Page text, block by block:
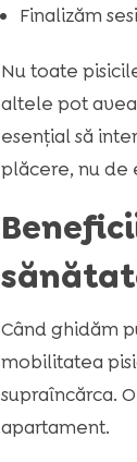
Finalizăm
Nu toate
altele pot
esențial să
plăcere, nu de
Când ghidăm
mobilitatea
supraîncărca.
apartament.